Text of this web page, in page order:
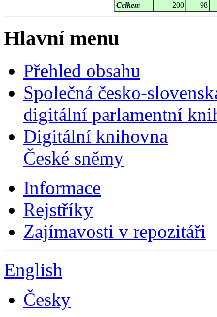
Celkem
200 98
Hlavní menu
Přehled obsahu
Společná česko-
digitální parlamentní
Digitální knihovna
České sněmy
Informace
Rejstříky
Zajímavosti v repozitáři
English
Česky